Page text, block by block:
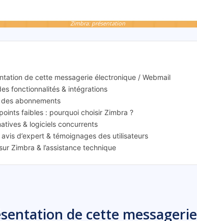
Zimbra: présentation
de cette messagerie électronique / Webmail
fonctionnalités & intégrations
abonnements
faibles : pourquoi choisir Zimbra ?
& logiciels concurrents
d’expert & témoignages des utilisateurs
Zimbra & l’assistance technique
de cette messagerie